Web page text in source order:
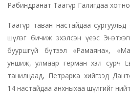
Рабиндранат Таагүр Галигдаа
Таагүр таван настайдаа
шүлэг бичиж эхэлсэн үеэс
бууршгүй бүтээл «Рамаяна»,
уншиж, улмаар герман хэл сурч
танилцаад, Петрарка хийгээд
14 настайдаа анхныхаа шүлгийг